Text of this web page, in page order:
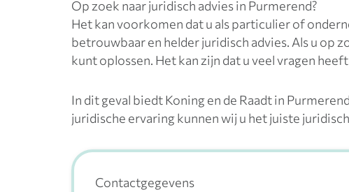
Op zoek naar juridisch advies in Purmerend?
Het kan voorkomen dat u als particulier of
betrouwbaar en helder juridisch advies. Als u op
kunt oplossen. Het kan zijn dat u veel vragen
In dit geval biedt Koning en de Raadt in
juridische ervaring kunnen wij u het juiste
Contactgegevens